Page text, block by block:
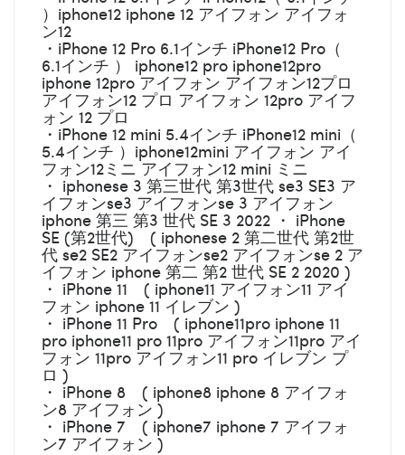
）iphone12 iphone 12 アイフォン アイフォ
ン12
・iPhone 12 Pro 6.1インチ iPhone12 Pro（
6.1インチ ） iphone12 pro iphone12pro
iphone 12pro アイフォン アイフォン12プロ
アイフォン12 プロ アイフォン 12pro アイフ
ォン 12 プロ
・iPhone 12 mini 5.4インチ iPhone12 mini（
5.4インチ ）iphone12mini アイフォン アイ
フォン12ミニ アイフォン12 mini ミニ
・ iphonese 3 第三世代 第3世代 se3 SE3 ア
イフォンse3 アイフォンse 3 アイフォン
iphone 第三 第3 世代 SE 3 2022 ・ iPhone
SE (第2世代) ( iphonese 2 第二世代 第2世
代 se2 SE2 アイフォンse2 アイフォンse 2 ア
イフォン iphone 第二 第2 世代 SE 2 2020 )
・ iPhone 11 ( iphone11 アイフォン11 アイ
フォン iphone 11 イレブン )
・ iPhone 11 Pro ( iphone11pro iphone 11
pro iphone11 pro 11pro アイフォン11pro アイ
フォン 11pro アイフォン11 pro イレブン プ
ロ )
・ iPhone 8 ( iphone8 iphone 8 アイフォ
ン8 アイフォン )
・ iPhone 7 ( iphone7 iphone 7 アイフォ
ン7 アイフォン )